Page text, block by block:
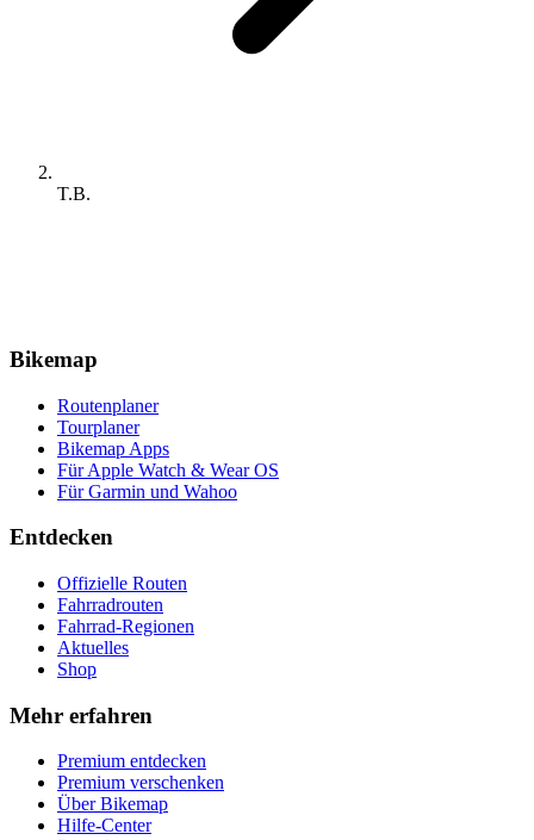
T.B.
Bikemap
Routenplaner
Tourplaner
Bikemap Apps
Für Apple Watch & Wear OS
Für Garmin und Wahoo
Entdecken
Offizielle Routen
Fahrradrouten
Fahrrad-Regionen
Aktuelles
Shop
Mehr erfahren
Premium entdecken
Premium verschenken
Über Bikemap
Hilfe-Center